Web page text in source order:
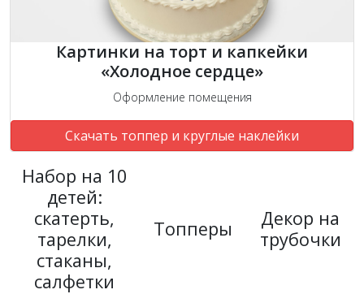
Картинки на торт и капкейки
«Холодное сердце»
Оформление помещения
Скачать топпер и круглые наклейки
Набор на 10
детей:
скатерть,
тарелки,
стаканы,
салфетки
Топперы
Декор на
трубочки